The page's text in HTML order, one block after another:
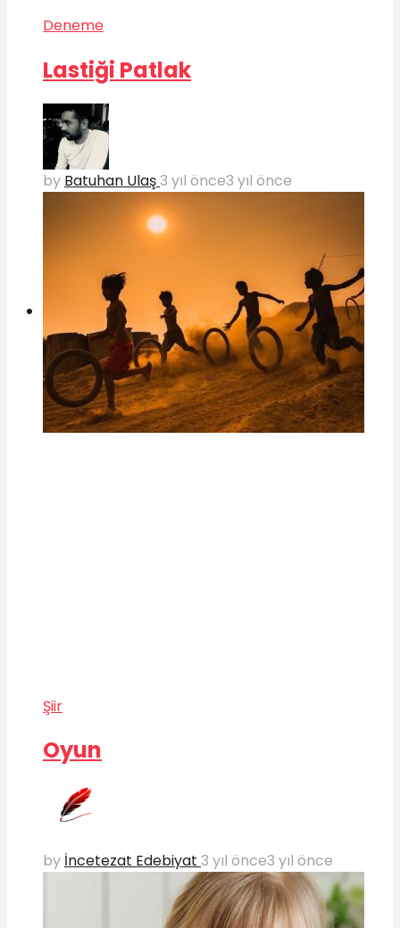
Deneme
Lastiği Patlak
by Batuhan Ulaş3 yıl önce3 yıl önce
Şiir
Oyun
by İncetezat Edebiyat 3 yıl önce3 yıl önce